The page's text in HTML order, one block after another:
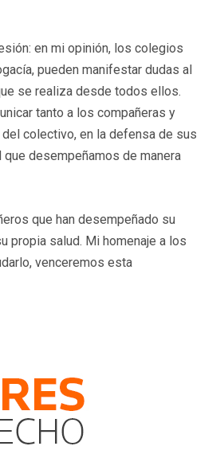
en mi opinión, los colegios
pueden manifestar dudas al
se realiza desde todos ellos.
tanto a los compañeras y
colectivo, en la defensa de sus
desempeñamos de manera
que han desempeñado su
propia salud. Mi homenaje a los
venceremos esta